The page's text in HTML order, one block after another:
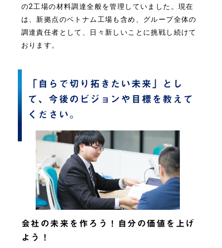
の2工場の材料調達全般を管理していました。現在
は、新拠点のベトナム工場も含め、グループ全体の
調達責任者として、日々新しいことに挑戦し続けて
おります。
「自らで切り拓きたい未来」とし
て、今後のビジョンや目標を教えて
ください。
会社の未来を作ろう！自分の価値を上げ
よう！